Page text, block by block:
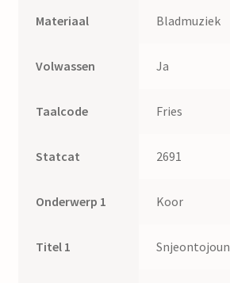
Materiaal Bladmuziek
Volwassen Ja
Taalcode Fries
Statcat 2691
Onderwerp 1 Koor
Titel 1 Snjeontojoun